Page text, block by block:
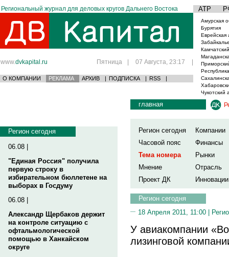
Региональный журнал для деловых кругов Дальнего Востока АТР
www.dvkapital.ru Пятница | 07 Августа, 23:17 |
О КОМПАНИИ РЕКЛАМА АРХИВ | ПОДПИСКА | RSS |
Амурская
Бурятия
Еврейская
Чукотский
Регион сегодня
06.08 |
"Единая Россия" получила
первую строку в
избирательном бюллетене на
выборах в Госдуму
06.08 |
Александр Щербаков держит
на контроле ситуацию с
офтальмологической
помощью в Ханкайском
округе
главная
Регион сегодня
Компании
Часовой пояс
Финансы
Тема номера
Рынки
Мнение
Отрасль
Проект ДК
Инновации
Регион сегодня
18 Апреля 2011, 11:00 |
У авиакомпании
лизинговой